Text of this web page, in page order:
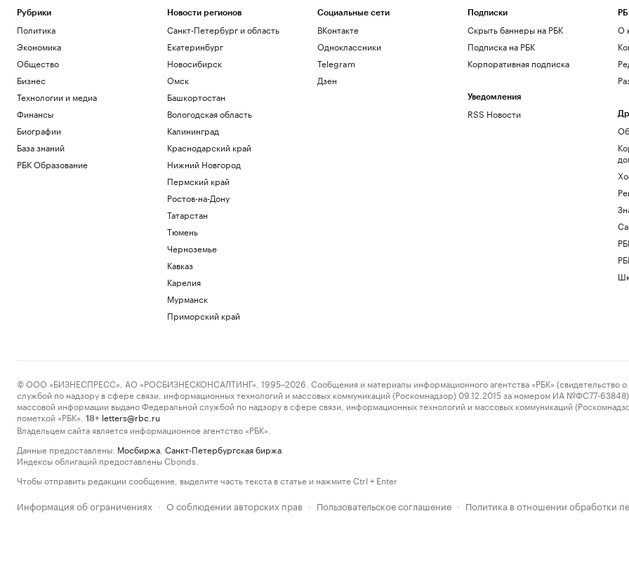
Тренер российских синхронисток
рассказала о судейском факторе на ЧЕ
Спорт
Roblox признал зависимость от России:
как зарабатывает игровая экосистема
Подписка на РБК
Рубрики
Политика
Экономика
Общество
Бизнес
Технологии и медиа
Финансы
Биографии
База знаний
РБК Образование
Новости регионов
Санкт-Петербург и область
Екатеринбург
Новосибирск
Омск
Башкортостан
Вологодская область
Калининград
Краснодарский край
Нижний Новгород
Пермский край
Ростов-на-Дону
Татарстан
Тюмень
Черноземье
Кавказ
Карелия
Мурманск
Приморский край
Социальные сети
ВКонтакте
Одноклассники
Telegram
Дзен
Подписки
Скрыть баннеры на РБК
Подписка на РБК
Корпоративная подписка
Уведомления
RSS Новости
О
© ООО «БИЗНЕСПРЕСС», АО «РОСБИЗНЕСКОНСАЛТИНГ», 1995–2026. Сообщения и материалы информационного агентства «РБК» (свидетельство о
службой по надзору в сфере связи, информационных технологий и массовых коммуникаций (Роскомнадзор) 09.12.2015 за номером ИА №ФС77-63848)
массовой информации выдано Федеральной службой по надзору в сфере связи, информационных технологий и массовых коммуникаций
пометкой «РБК».
18+ letters@rbc.ru
Владельцем сайта является информационное агентство «РБК».
Данные предоставлены: Мосбиржа Санкт-Петербургская биржа
Индексы облигаций предоставлены Cbonds.
Чтобы отправить редакции сообщение, выделите часть текста в статье и нажмите Ctrl + Enter
Информация об ограничениях · О соблюдении авторских прав · Пользовательское соглашение · Политика в отношении обработки